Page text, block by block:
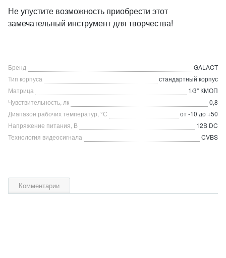
Не упустите возможность приобрести этот
замечательный инструмент для творчества!
Бренд
GALACT
Тип корпуса
стандартный корпус
Матрица
1/3'' КМОП
Чувствительность, лк
0,8
Диапазон рабочих температур, °С
от -10 до +50
Напряжение питания, В
12В DC
Технология видеосигнала
CVBS
Комментарии